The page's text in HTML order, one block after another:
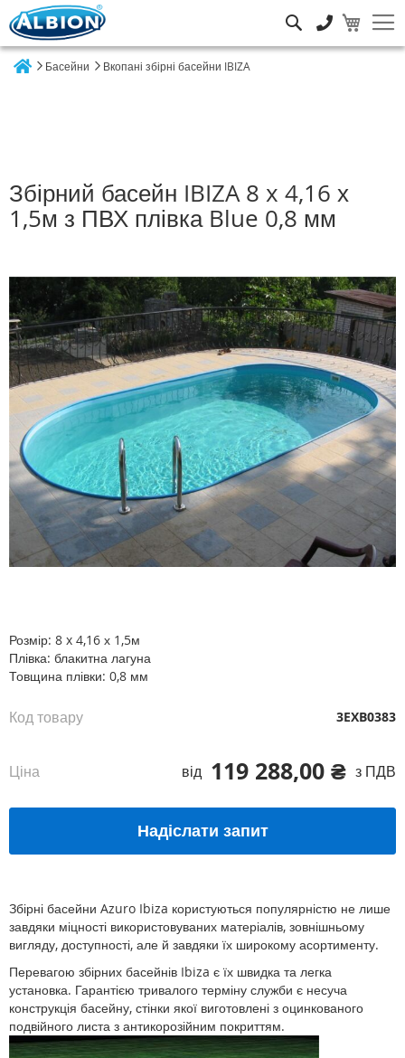
Басейни Вкопані збірні басейни IBIZA
Збірний басейн IBIZA 8 x 4,16 х
1,5м з ПВХ плівка Blue 0,8 мм
Перейти
до
кінця
галереї
зображень
зображень
Розмір: 8 x 4,16 х 1,5м
Плівка: блакитна лагуна
Товщина плівки: 0,8 мм
119 288,00 ₴ з ПДВ
Ціна від
Код товару 3EXB0383
Надіслати запит
Збірні басейни Azuro Ibiza користуються популярністю не лише
завдяки міцності використовуваних матеріалів, зовнішньому
вигляду, доступності, але й завдяки їх широкому асортименту.
Перевагою збірних басейнів Ibiza є їх швидка та легка
установка. Гарантією тривалого терміну служби є несуча
конструкція басейну, стінки якої виготовлені з оцинкованого
подвійного листа з антикорозійним покриттям.